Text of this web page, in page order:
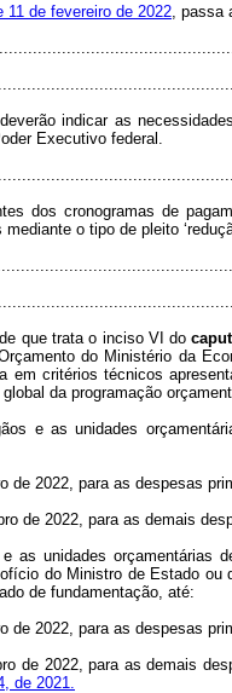
11 de fevereiro de 2022, passa
indicar as
Executivo federal.
dos cronogramas de
o tipo de pleito
que trata o inciso VI docaput
do Ministério da
em critérios técnicos
da programação
e as unidades
de 2022, para as despesas
de 2022, para as demais
as unidades orçamentárias
do Ministro de Estado ou
de fundamentação, até:
de 2022, para as despesas
de 2022, para as demais
de 2021.